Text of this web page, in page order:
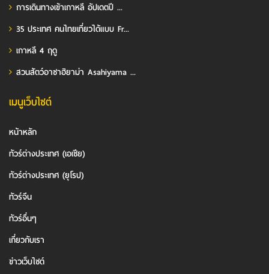
การเดินทางเข้าเกาหลี อัปเดตปี ...
35 ประเทศ คนไทยเที่ยวได้แบบ Fr...
เกาหลี 4 ฤดู
สวนสัตว์อาซาฮิยาม่า Asahiyama ...
เมนูเว็บไซต์
หน้าหลัก
ทัวร์ต่างประเทศ (เอเชีย)
ทัวร์ต่างประเทศ (ยุโรป)
ทัวร์จีน
ทัวร์อื่นๆ
เกี่ยวกับเรา
ข่าวเว็บไซต์